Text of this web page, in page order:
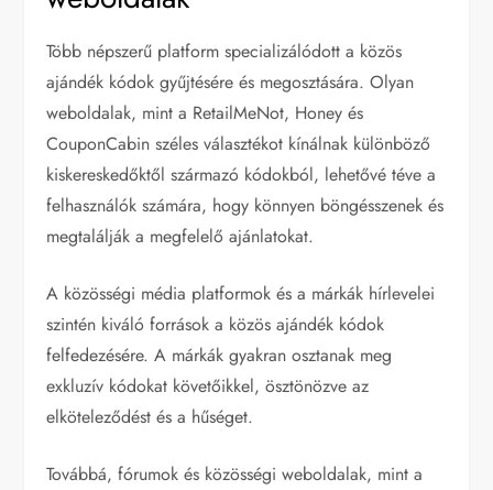
Több népszerű platform specializálódott a közös
ajándék kódok gyűjtésére és megosztására. Olyan
weboldalak, mint a RetailMeNot, Honey és
CouponCabin széles választékot kínálnak különböző
kiskereskedőktől származó kódokból, lehetővé téve a
felhasználók számára, hogy könnyen böngésszenek és
megtalálják a megfelelő ajánlatokat.
A közösségi média platformok és a márkák hírlevelei
szintén kiváló források a közös ajándék kódok
felfedezésére. A márkák gyakran osztanak meg
exkluzív kódokat követőikkel, ösztönözve az
elköteleződést és a hűséget.
Továbbá, fórumok és közösségi weboldalak, mint a